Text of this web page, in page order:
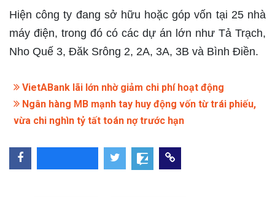
Hiện công ty đang sở hữu hoặc góp vốn tại 25 nhà
máy điện, trong đó có các dự án lớn như Tả Trạch,
Nho Quế 3, Đăk Srông 2, 2A, 3A, 3B và Bình Điền.
VietABank lãi lớn nhờ giảm chi phí hoạt động
Ngân hàng MB mạnh tay huy động vốn từ trái phiếu,
vừa chi nghìn tỷ tất toán nợ trước hạn